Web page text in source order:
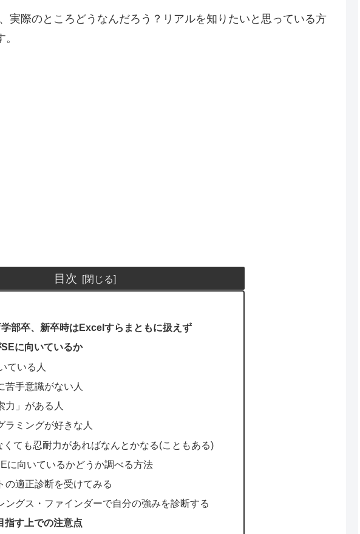
実際のところどうなんだろう？リアルを知りたいと思っている方
目次
部卒、新卒時はExcelすらまともに扱えず
に向いているか
ている人
苦手意識がない人
力」がある人
ラミングが好きな人
くても忍耐力があればなんとかなる(こともある)
に向いているかどうか調べる方法
の適正診断を受けてみる
ングス・ファインダーで自分の強みを診断する
指す上での注意点